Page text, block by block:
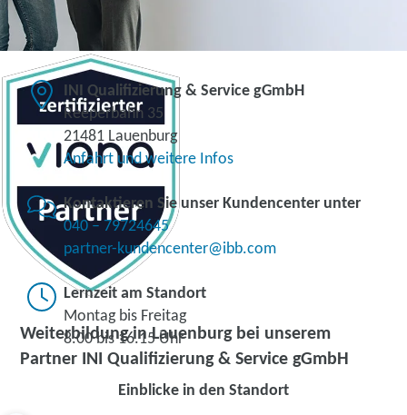
Weiterbildung in Lauenburg bei unserem
Partner INI Qualifizierung & Service gGmbH
INI Qualifizierung & Service gGmbH
Reeperbahn 35
21481 Lauenburg
Anfahrt und weitere Infos
Kontaktieren Sie unser Kundencenter unter
040 – 79724645
partner-kundencenter@ibb.com
Lernzeit am Standort
Montag bis Freitag
8.00 bis 16.15 Uhr
Einblicke in den Standort